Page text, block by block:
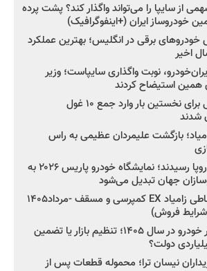
از سایپا را می‌تواند واگذار کند؟ پشت پرده
خودروساز ایران (+اینفوگرافیک)
برقی در انگلیس؛ بهترین عملکرد
نوبت واگذاری سایپاست؛ وزیر
همین استیضاح کردند
۳ خودروساز چینی برای نخستین بار وارد جمع ۱۰ غول
شدند
بازگشت علیمردان عظیمی به راس
چینی‌ها به قلب اروپا رسیدند؛ نمایشگاه خودرو پاریس ۲۰۲۶ به
جهان تبدیل می‌شود
شروع فروش اقساطی زامیاد EX کمپرسی و مسقف -مرداد۱۴۰۵
فروش)
راز واردات ۷۵ هزار خودرو در سال ۱۴۰۵؛ تنظیم بازار یا تضمین
نیسان ترا؛ محموله قطعات پس از